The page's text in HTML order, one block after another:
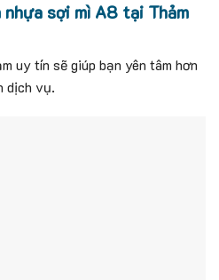
nhựa sợi mì A8 tại Thảm
uy tín sẽ giúp bạn yên tâm hơn
dịch vụ.